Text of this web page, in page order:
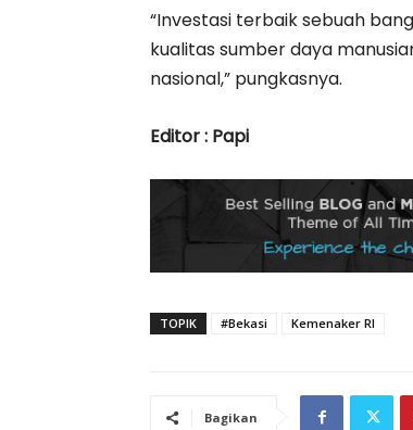
“Investasi terbaik sebuah
kualitas sumber daya
nasional,” pungkasnya.
Editor : Papi
TOPIK #Bekasi Kemenaker RI
Bagikan